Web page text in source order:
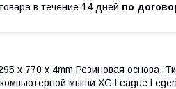
в течение 14 дней по
x 770 x 4mm Резиновая основа,
мыши XG League